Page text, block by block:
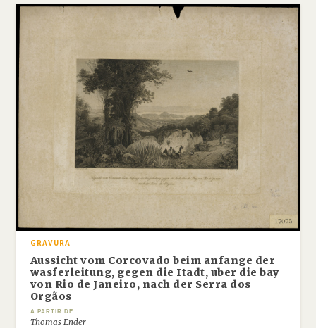
GRAVURA
Aussicht vom Corcovado beim anfange der
wasferleitung, gegen die Itadt, uber die bay
von Rio de Janeiro, nach der Serra dos
Orgãos
A PARTIR DE
Thomas Ender